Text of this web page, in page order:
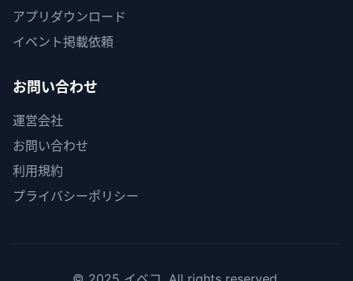
アプリダウンロード
イベント掲載依頼
お問い合わせ
運営会社
お問い合わせ
利用規約
プライバシーポリシー